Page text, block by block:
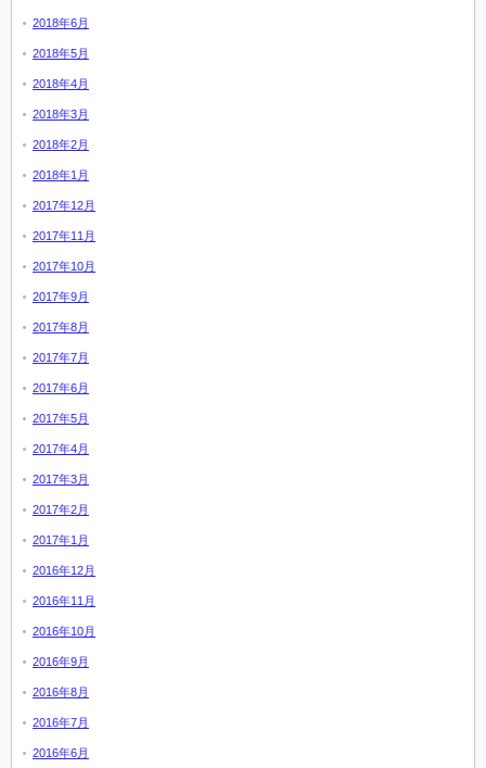
2018年6月
2018年5月
2018年4月
2018年3月
2018年2月
2018年1月
2017年12月
2017年11月
2017年10月
2017年9月
2017年8月
2017年7月
2017年6月
2017年5月
2017年4月
2017年3月
2017年2月
2017年1月
2016年12月
2016年11月
2016年10月
2016年9月
2016年8月
2016年7月
2016年6月